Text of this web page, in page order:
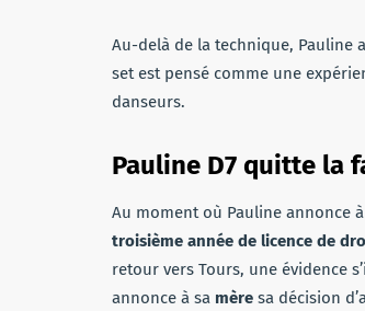
Au-delà de la technique, Pauline
set est pensé comme une
danseurs.
Pauline D7 quitte la
Au moment où Pauline annonce
troisième année de licence de
retour vers Tours, une évidence
annonce à sa mère sa décision